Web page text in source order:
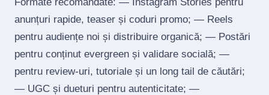
anunțuri rapide, teaser și coduri promo; — Reels
pentru audiențe noi și distribuire organică; — Postări
pentru conținut evergreen și validare socială; —
pentru review‑uri, tutoriale și un long tail de căutări;
— UGC și dueturi pentru autenticitate; —